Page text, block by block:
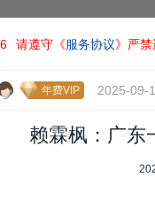
请遵守《服务协议》严
年费VIP 2025-09-
赖霖枫：广东